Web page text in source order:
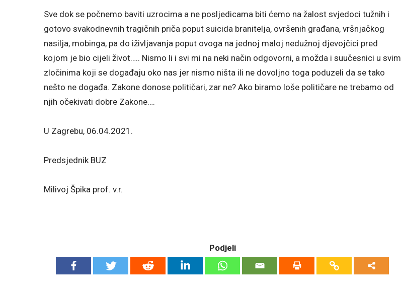
Sve dok se počnemo baviti uzrocima a ne posljedicama biti ćemo na žalost svjedoci tužnih i
gotovo svakodnevnih tragičnih priča poput suicida branitelja, ovršenih građana, vršnjačkog
nasilja, mobinga, pa do iživljavanja poput ovoga na jednoj maloj nedužnoj djevojčici pred
kojom je bio cijeli život….. Nismo li i svi mi na neki način odgovorni, a možda i suučesnici u svim
zločinima koji se događaju oko nas jer nismo ništa ili ne dovoljno toga poduzeli da se tako
nešto ne događa. Zakone donose političari, zar ne? Ako biramo loše političare ne trebamo od
njih očekivati dobre Zakone….
U Zagrebu, 06.04.2021.
Predsjednik BUZ
Milivoj Špika prof. v.r.
Podjeli